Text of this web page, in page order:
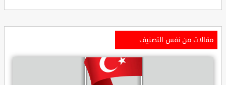
مقالات من نفس التصنيف